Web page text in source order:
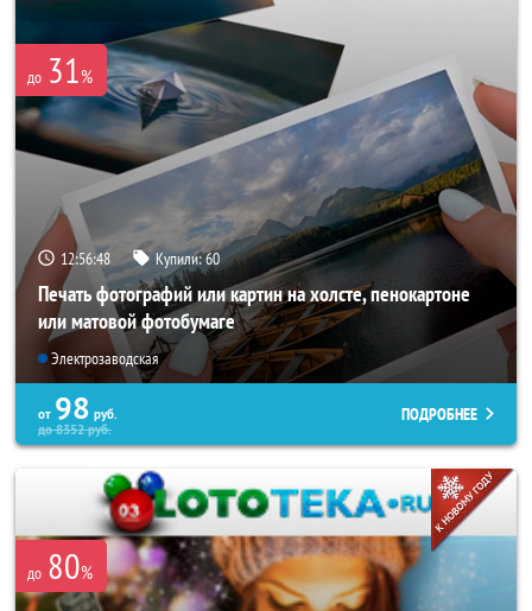
до 31%
12:56:44 Купили:60
Печать фотографий или картин на холсте, пенокартоне
или матовой фотобумаге
Электрозаводская
от 98 руб.
до8352руб.
ПОДРОБНЕЕ
до 80%